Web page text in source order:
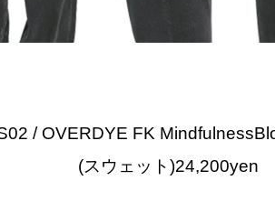
/ OVERDYE FK
(スウェット)24,200yen